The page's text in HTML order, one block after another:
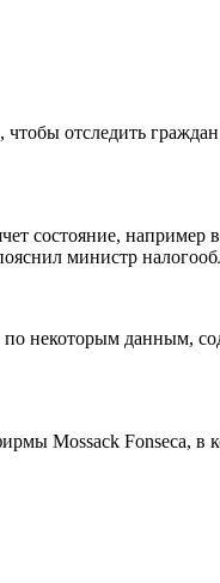
отследить
состояние,
министр
некоторым данным,
Mossack Fonseca, в